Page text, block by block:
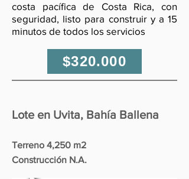
costa pacífica de Costa Rica, con
seguridad, listo para construiry a 15
minutos de todos los servicios
$320.000
Lote en Uvita, Bahía Ballena
Terreno 4,250 m2
Construcción N.A.